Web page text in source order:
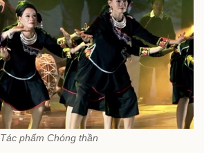
Tác phẩm Chóng thần